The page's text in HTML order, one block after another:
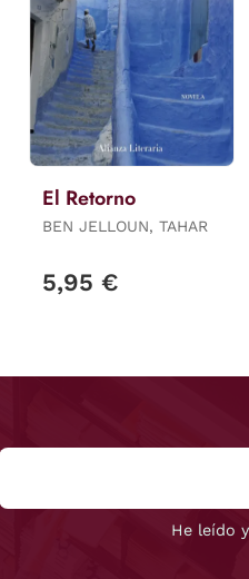
El Retorno
BEN JELLOUN, TAHAR
5,95 €
He leído